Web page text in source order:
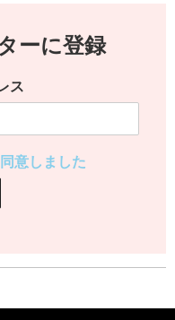
ーに登録
ス
意しました